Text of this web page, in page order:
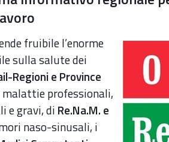
fruibile l’enorme
sulla salute dei
Regioni e Province
professionali,
e gravi, di Re.Na.M. e
naso-sinusali, i